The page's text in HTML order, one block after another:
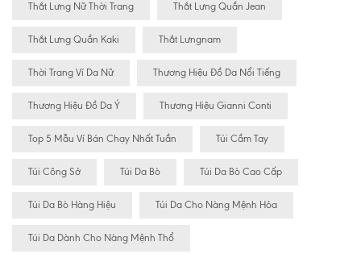
Thắt Lưng Nữ Thời Trang Thắt Lưng Quần Jean
Thắt Lưng Quần Kaki Thắt Lưngnam
Thời Trang Ví Da Nữ Thương Hiệu Đồ Da Nổi Tiếng
Thương Hiệu Đồ Da Ý Thương Hiệu Gianni Conti
Top 5 Mẫu Ví Bán Chạy Nhất Tuần Túi Cầm Tay
Túi Công Sở Túi Da Bò Túi Da Bò Cao Cấp
Túi Da Bò Hàng Hiệu Túi Da Cho Nàng Mệnh Hỏa
Túi Da Dành Cho Nàng Mệnh Thổ